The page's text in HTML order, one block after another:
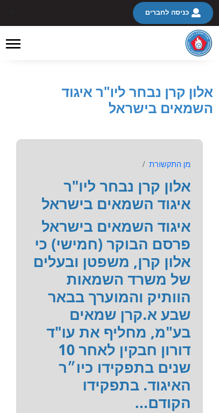
כניסה לחברים
אלון קרן נבחר ליו"ר איגוד
השמאים בישראל
מן התקשורת
אלון קרן נבחר ליו"ר
איגוד השמאים בישראל
איגוד השמאים בישראל
פרסם הבוקר (חמישי) כי
אלון קרן, משפטן ובעלים
של משרד השמאות
הוותיק והמוערך בבאר
שבע א.קרן שמאים
בע"מ, מחליף את עו"ד
דורון חבקין לאחר 10
שנים בתפקידו כיו״ר
האיגוד. בתפקידו
הקודם...